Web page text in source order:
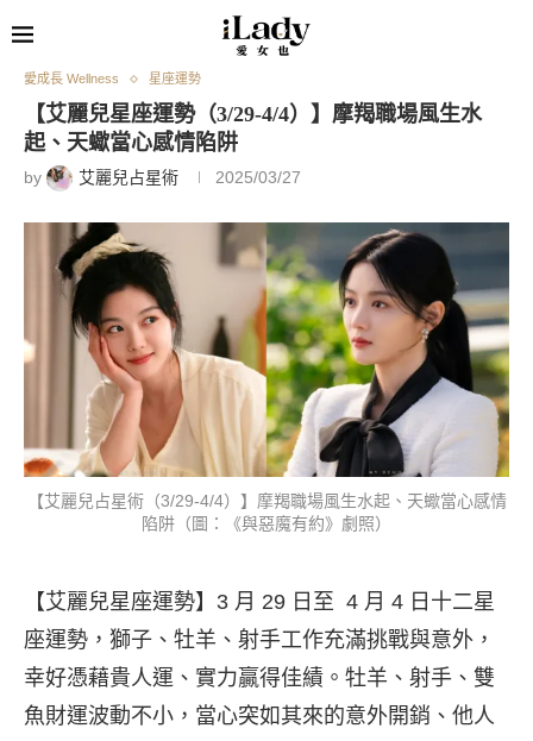
愛成長 Wellness 星座運勢
【艾麗兒星座運勢（3/29-4/4）】摩羯職場風生水
起、天蠍當心感情陷阱
by 艾麗兒占星術 2025/03/27
【艾麗兒占星術（3/29-4/4）】摩羯職場風生水起、天蠍當心感情
陷阱（圖：《與惡魔有約》劇照）
【艾麗兒星座運勢】3 月 29 日至 4 月 4 日十二星
座運勢，獅子、牡羊、射手工作充滿挑戰與意外，
幸好憑藉貴人運、實力贏得佳績。牡羊、射手、雙
魚財運波動不小，當心突如其來的意外開銷、他人